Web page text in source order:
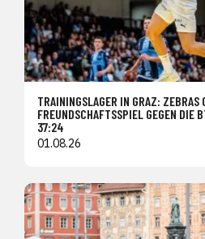
TRAININGSLAGER IN GRAZ: ZEBRAS
FREUNDSCHAFTSSPIEL GEGEN DIE
37:24
01.08.26